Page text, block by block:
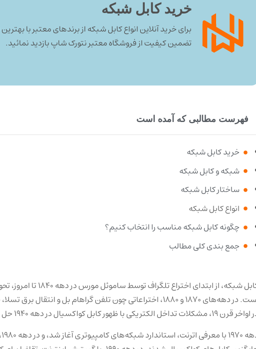
خرید کابل شبکه
برای خرید آنلاین انواع کابل شبکه از برندهای معتبر با
تضمین کیفیت از فروشگاه معتبر نتورک شاپ بازدید نمائید.
فهرست مطالبی که آمده است
خرید کابل شبکه
شبکه و کابل شبکه
ساختار کابل شبکه
انواع کابل شبکه
چگونه کابل شبکه مناسب را انتخاب کنیم؟
جمع بندی کلی مطالب
کابل شبکه، از ابتدای
است. در دهه‌های 1870 و 1880، اختراعاتی چون تلفن گراهام بل و
19، مشکلات تداخل الکتریکی با ظهور کابل کواکسیال در دهه 1940 حل شد.